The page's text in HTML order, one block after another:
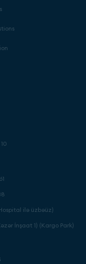
ilə üzbəüz)
İnşaat 1) (Kargo Park)